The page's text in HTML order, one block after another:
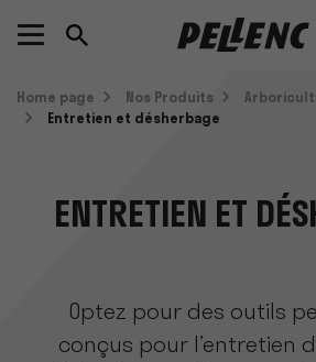
Home page Nos Produits
Entretien et désherbage
ENTRETIEN ET
Optez pour des outils
conçus pour l’entretien